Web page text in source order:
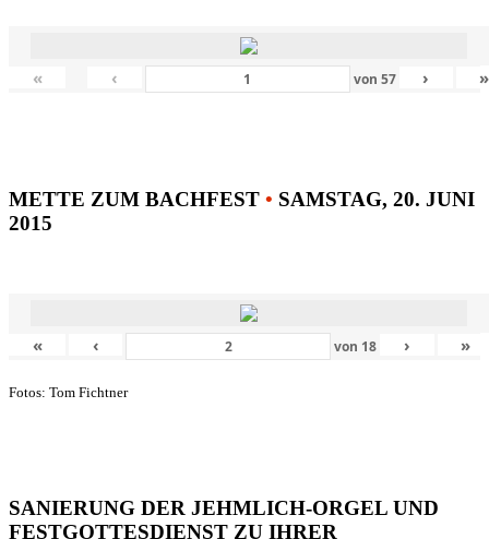
« ‹ von 57 › »
METTE ZUM BACHFEST • SAMSTAG, 20. JUNI
2015
« ‹ von 18 › »
Fotos: Tom Fichtner
SANIERUNG DER JEHMLICH-ORGEL UND
FESTGOTTESDIENST ZU IHRER